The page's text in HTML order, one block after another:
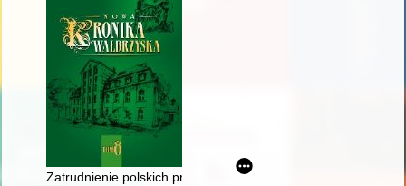
Zatrudnienie polskich pracowników w gospodarce regionu